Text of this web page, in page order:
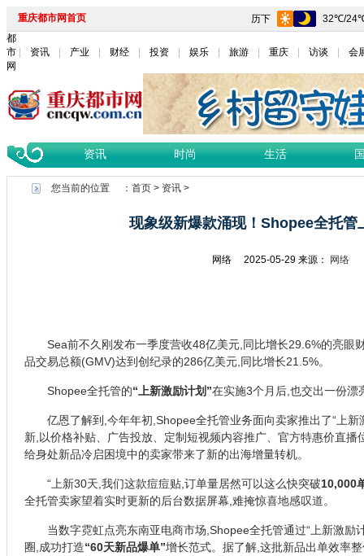
重庆都市网首页
都
市
网
资讯 产业 财经 投资 娱乐 旅游 重庆 访谈 会
资讯 时尚 生活
您当前的位置 ： 首页> 资讯>
现象级新爆款涌现！Shopee全托管
网络 2025-05-29 来源： 网络
Sea前不久刚发布一季度营收48亿美元,同比增长29.6%的亮眼
品交易总额(GMV)达到创纪录的286亿美元,同比增长21.5%。
Shopee全托管的“上新激励计划”在实施3个月后,也交出一份漂
亿恩了解到,今年年初,Shopee全托管业务面向卖家推出了“上
新,以价格补贴、广告投放、定制短视频内容推广、官方特惠价直播
给身处新品冷启困境中的卖家带来了新的出海增量转机。
“上新30天,我们这款痘痘贴,订单量居然可以这么快突破10,000
全托管卖家望着实时更新的后台数据屏幕,难掩惊喜地感叹道。
当数字霓虹点亮东南亚电商市场,Shopee全托管通过“上新激励
圈,成功打造“60天新品爆单”增长范式。据了解,这批新品出单效率